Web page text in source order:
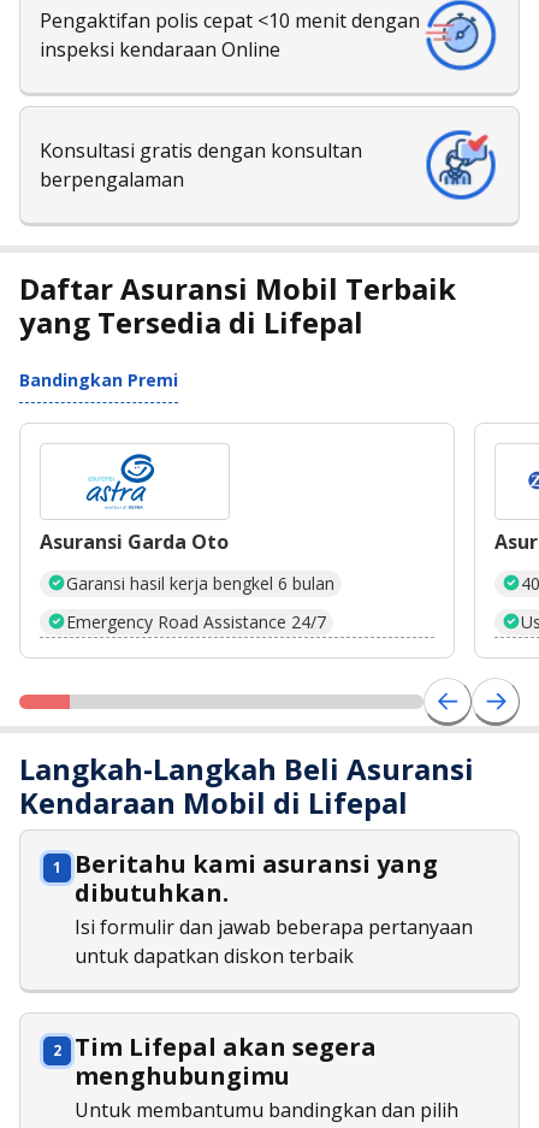
Pengaktifan polis cepat <10 menit dengan
inspeksi kendaraan Online
Konsultasi gratis dengan konsultan
berpengalaman
Daftar Asuransi Mobil Terbaik
yang Tersedia di Lifepal
Bandingkan Premi
Asuransi Garda Oto
Garansi hasil kerja bengkel 6 bulan
Emergency Road Assistance 24/7
Langkah-Langkah Beli Asuransi
Kendaraan Mobil di Lifepal
Beritahu kami asuransi yang
dibutuhkan.
Isi formulir dan jawab beberapa pertanyaan
untuk dapatkan diskon terbaik
Tim Lifepal akan segera
menghubungimu
Untuk membantumu bandingkan dan pilih